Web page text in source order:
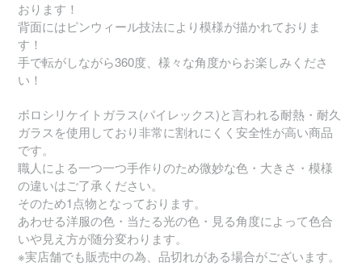
おります！
背面にはピンウィール技法により模様が描かれておりま
す！
手で転がしながら360度、様々な角度からお楽しみくださ
い！
ボロシリケイトガラス(パイレックス)と言われる耐熱・耐久
ガラスを使用しており非常に割れにくく安全性が高い商品
です。
職人による一つ一つ手作りのため微妙な色・大きさ・模様
の違いはご了承ください。
そのため1点物となっております。
あわせる洋服の色・当たる光の色・見る角度によって色合
いや見え方が随分変わります。
※実店舗でも販売中の為、品切れがある場合がございます。